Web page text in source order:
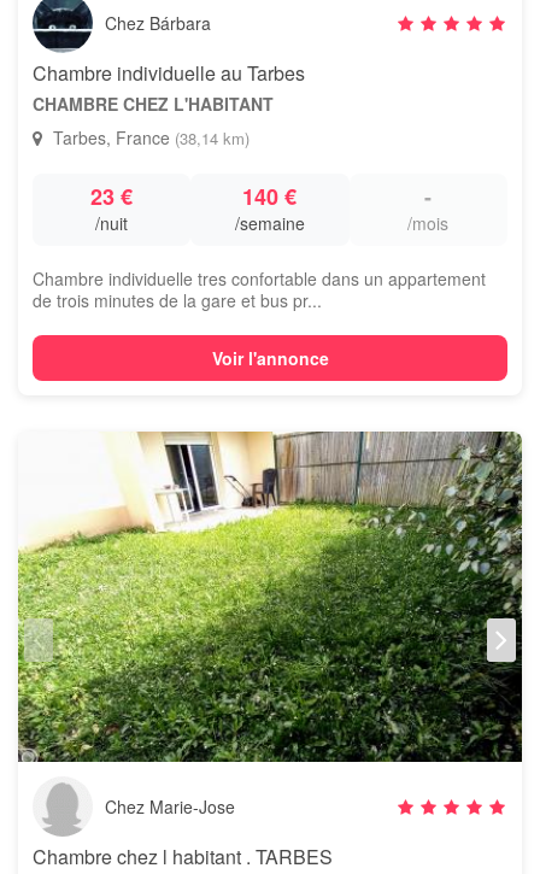
Chez Bárbara
Chambre individuelle au Tarbes
CHAMBRE CHEZ L'HABITANT
Tarbes, France (38,14 km)
23 €
/nuit
140 €
/semaine
-
/mois
Chambre individuelle tres confortable dans un appartement
de trois minutes de la gare et bus pr...
Voir l'annonce
Chez Marie-Jose
Chambre chez l habitant . TARBES